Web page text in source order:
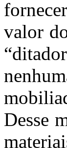
valor
Desse